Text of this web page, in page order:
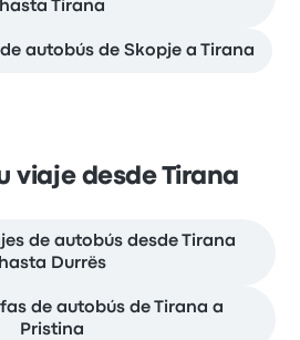
hasta Tirana
autobús de Skopje a Tirana
viaje desde Tirana
de autobús desde Tirana
hasta Durrës
de autobús de Tirana a
Pristina